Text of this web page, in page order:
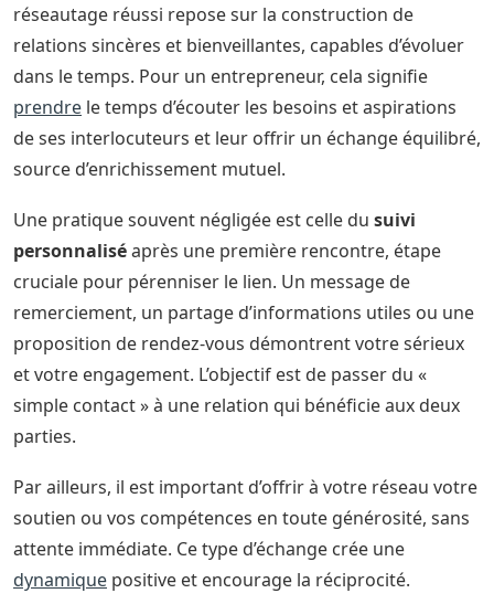
réseautage réussi repose sur la construction de
relations sincères et bienveillantes, capables d’évoluer
dans le temps. Pour un entrepreneur, cela signifie
prendre le temps d’écouter les besoins et aspirations
de ses interlocuteurs et leur offrir un échange équilibré,
source d’enrichissement mutuel.
Une pratique souvent négligée est celle du suivi
personnaliséaprès une première rencontre, étape
cruciale pour pérenniser le lien. Un message de
remerciement, un partage d’informations utiles ou une
proposition de rendez-vous démontrent votre sérieux
et votre engagement. L’objectif est de passer du «
simple contact » à une relation qui bénéficie aux deux
parties.
Par ailleurs, il est important d’offrir à votre réseau votre
soutien ou vos compétences en toute générosité, sans
attente immédiate. Ce type d’échange crée une
dynamique positive et encourage la réciprocité.